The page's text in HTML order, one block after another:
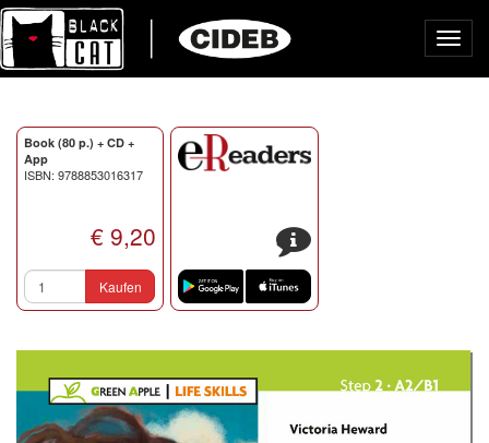
Book (80 p.) + CD +
App
ISBN: 9788853016317
€ 9,20
Kaufen
s